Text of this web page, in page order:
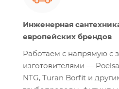
Инженерная
европейских брендов
Работаем с напрямую с
изготовителями —
NTG, Turan Borfit и